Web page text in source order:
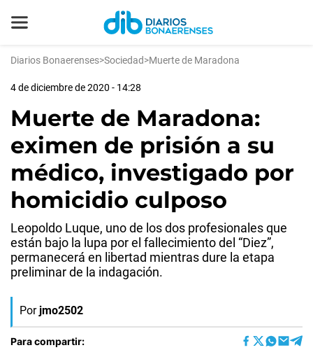
Diarios Bonaerenses>Sociedad>Muerte de Maradona
4 de diciembre de 2020 - 14:28
Muerte de Maradona:
eximen de prisión a su
médico, investigado por
homicidio culposo
Leopoldo Luque, uno de los dos profesionales que
están bajo la lupa por el fallecimiento del “Diez”,
permanecerá en libertad mientras dure la etapa
preliminar de la indagación.
Por jmo2502
Para compartir: